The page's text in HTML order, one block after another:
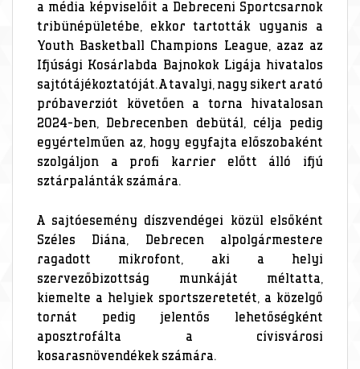
a média képviselőit a Debreceni Sportcsarnok
tribünépületébe, ekkor tartották ugyanis a
Youth Basketball Champions League, azaz az
Ifjúsági Kosárlabda Bajnokok Ligája hivatalos
sajtótájékoztatóját. A tavalyi, nagy sikert arató
próbaverziót követően a torna hivatalosan
2024-ben, Debrecenben debütál, célja pedig
egyértelműen az, hogy egyfajta előszobaként
szolgáljon a profi karrier előtt álló ifjú
sztárpalánták számára.
A sajtóesemény díszvendégei közül elsőként
Széles Diána, Debrecen alpolgármestere
ragadott mikrofont, aki a helyi
szervezőbizottság munkáját méltatta,
kiemelte a helyiek sportszeretetét, a közelgő
tornát pedig jelentős lehetőségként
aposztrofálta a cívisvárosi
kosarasnövendékek számára.